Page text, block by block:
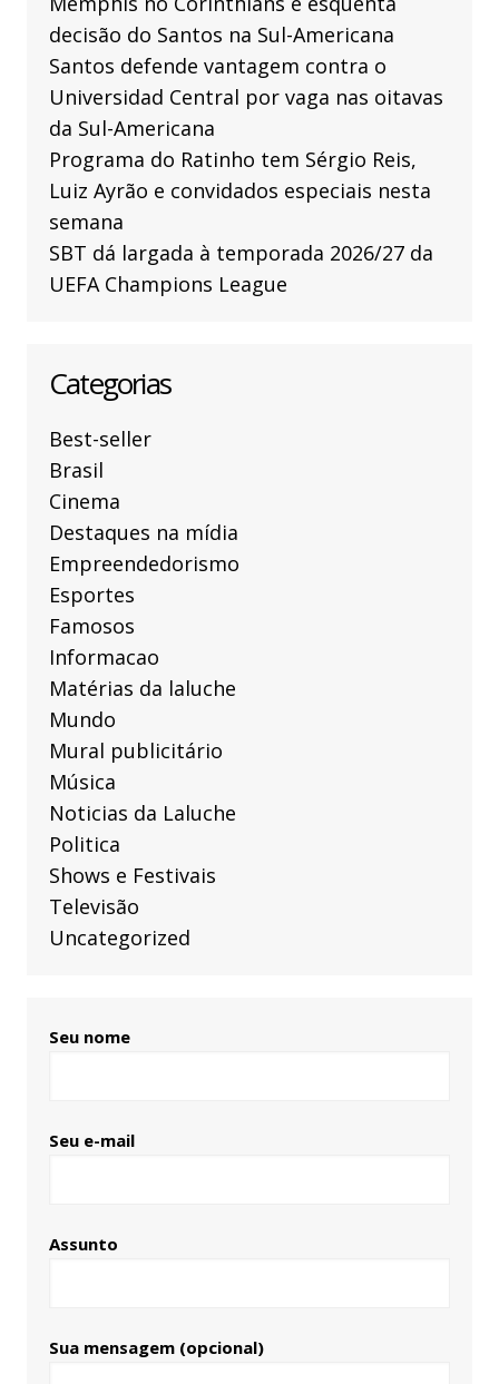
decisão do Santos na Sul-Americana
Santos defende vantagem contra o
Universidad Central por vaga nas oitavas
da Sul-Americana
Programa do Ratinho tem Sérgio Reis,
Luiz Ayrão e convidados especiais nesta
semana
SBT dá largada à temporada 2026/27 da
UEFA Champions League
Categorias
Best-seller
Brasil
Cinema
Destaques na mídia
Empreendedorismo
Esportes
Famosos
Informacao
Matérias da laluche
Mundo
Mural publicitário
Música
Noticias da Laluche
Politica
Shows e Festivais
Televisão
Uncategorized
Seu nome
Seu e-mail
Assunto
Sua mensagem (opcional)